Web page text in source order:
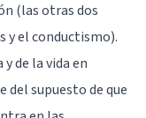
(las otras dos
y el conductismo).
de la vida en
supuesto de que